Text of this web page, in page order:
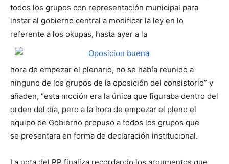
todos los grupos con representación municipal para
instar al gobierno central a modificar la ley en lo
referente a los okupas, hasta ayer a la
hora de empezar el plenario, no se había reunido a
ninguno de los grupos de la oposición del consistorio” y
añaden, “esta moción era la única que figuraba dentro del
orden del día, pero a la hora de empezar el pleno el
equipo de Gobierno propuso a todos los grupos que
se presentara en forma de declaración institucional.